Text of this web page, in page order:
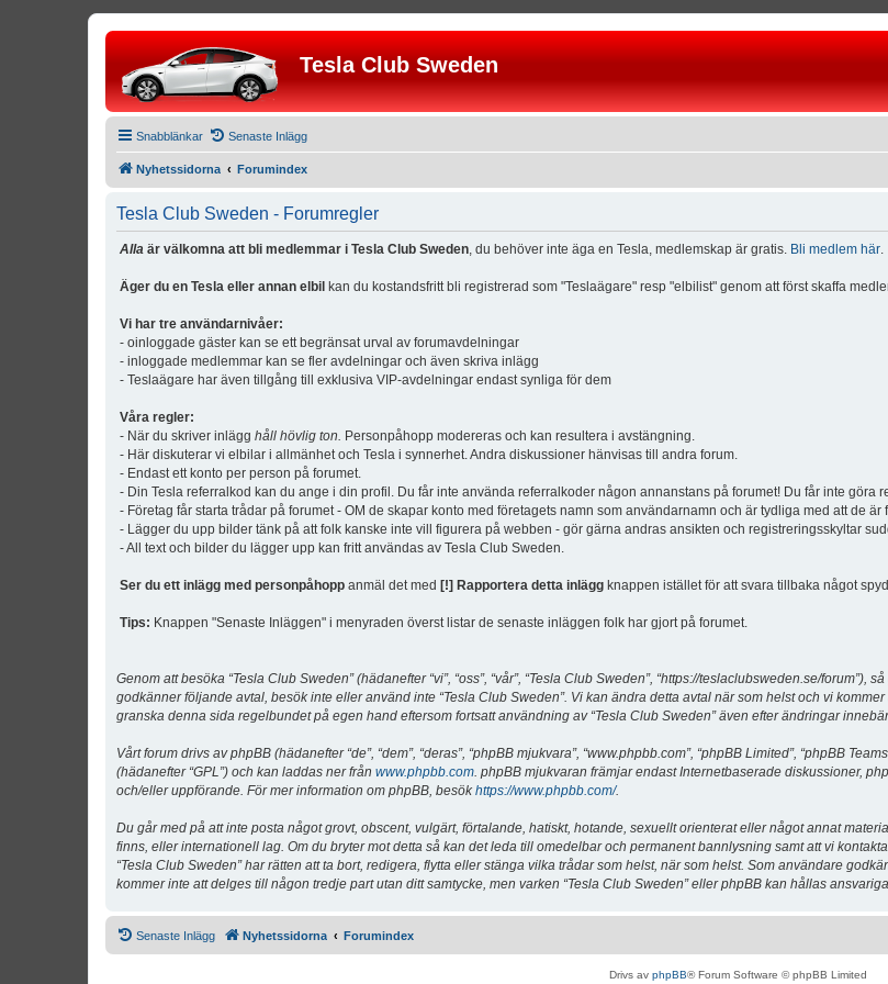
Tesla Club Sweden
Snabblänkar Senaste Inlägg
Nyhetssidorna Forumindex
Tesla Club Sweden - Forumregler
Alla är välkomna att bli medlemmar i Tesla Club Sweden, du behöver inte äga en Tesla, medlemskap är gratis. Bli medlem här.
Äger du en Tesla eller annan elbil kan du kostandsfritt bli registrerad som "Teslaägare" resp "elbilist" genom att först skaffa
Vi har tre användarnivåer:
- oinloggade gäster kan se ett begränsat urval av forumavdelningar
- inloggade medlemmar kan se fler avdelningar och även skriva inlägg
- Teslaägare har även tillgång till exklusiva VIP-avdelningar endast synliga för dem
Våra regler:
- När du skriver inlägg håll hövlig ton. Personpåhopp modereras och kan resultera i avstängning.
- Här diskuterar vi elbilar i allmänhet och Tesla i synnerhet. Andra diskussioner hänvisas till andra forum.
- Endast ett konto per person på forumet.
- Din Tesla referralkod kan du ange i din profil. Du får inte använda referralkoder någon annanstans på forumet! Du får inte göra
- Företag får starta trådar på forumet - OM de skapar konto med företagets namn som användarnamn och är tydliga med att de är
- Lägger du upp bilder tänk på att folk kanske inte vill figurera på webben - gör gärna andras ansikten och registreringsskyltar
- All text och bilder du lägger upp kan fritt användas av Tesla Club Sweden.
Ser du ett inlägg med personpåhopp anmäl det med [!] Rapportera detta inlägg knappen istället för att svara tillbaka något
Tips: Knappen "Senaste Inläggen" i menyraden överst listar de senaste inläggen folk har gjort på forumet.
Genom att besöka “Tesla Club Sweden” (hädanefter “vi”, “oss”, “vår”, “Tesla Club Sweden”, “https://teslaclubsweden.se/
godkänner följande avtal, besök inte eller använd inte “Tesla Club Sweden”. Vi kan ändra detta avtal när som helst och vi
granska denna sida regelbundet på egen hand eftersom fortsatt användning av “Tesla Club Sweden” även efter ändringar
Vårt forum drivs av phpBB (hädanefter “de”, “dem”, “deras”, “phpBB mjukvara”, “www.phpbb.com”, “phpBB Limited”, “phpBB
(hädanefter “GPL”) och kan laddas ner från www.phpbb.com. phpBB mjukvaran främjar endast Internetbaserade diskussioner,
och/eller uppförande. För mer information om phpBB, besökhttps://www.phpbb.com/.
Du går med på att inte posta något grovt, obscent, vulgärt, förtalande, hatiskt, hotande, sexuellt orienterat eller något annat
finns, eller internationell lag. Om du bryter mot detta så kan det leda till omedelbar och permanent bannlysning samt att vi
“Tesla Club Sweden” har rätten att ta bort, redigera, flytta eller stänga vilka trådar som helst, när som helst. Som användare
kommer inte att delges till någon tredje part utan ditt samtycke, men varken “Tesla Club Sweden” eller phpBB kan hållas
Senaste Inlägg Nyhetssidorna Forumindex
Drivs av phpBB® Forum Software © phpBB Limited